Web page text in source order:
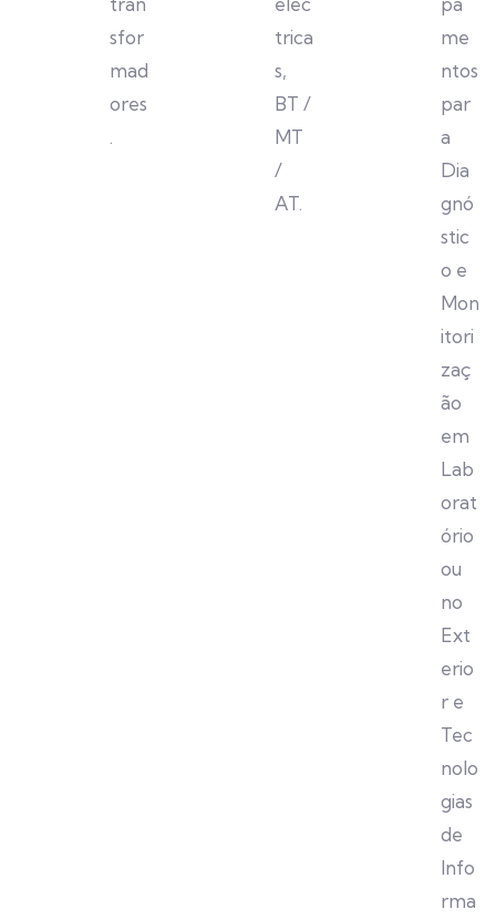
sfor
mad
ores
.
trica
s,
BT /
MT
/
AT.
me
ntos
par
a
Dia
gnó
stic
o e
Mon
itori
zaç
ão
em
Lab
orat
ório
ou
no
Ext
erio
r e
Tec
nolo
gias
de
Info
rma